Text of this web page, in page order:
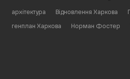
архітектура Відновлення Харкова
генплан Харкова Норман Фостер